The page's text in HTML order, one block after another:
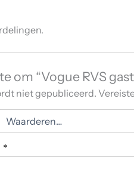
om “Vogue RVS
niet gepubliceerd.
*